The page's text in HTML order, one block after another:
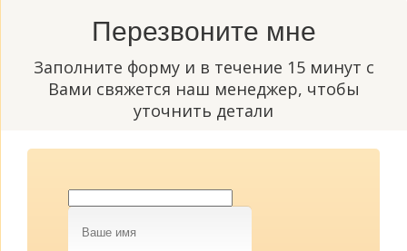
Перезвоните мне
Заполните форму и в течение 15 минут с
Вами свяжется наш менеджер, чтобы
уточнить детали
Ваше
имя